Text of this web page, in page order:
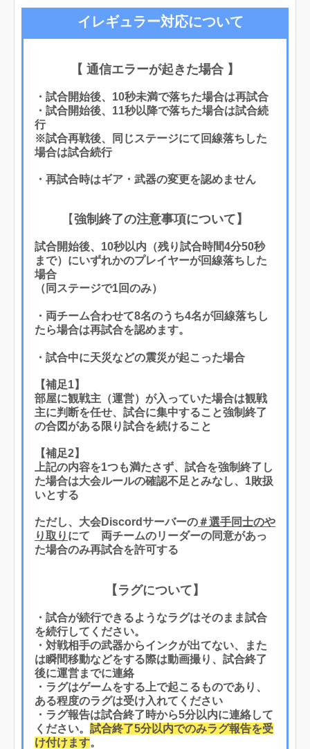
イレギュラー対応について
【 通信エラーが起きた場合 】
・試合開始後、10秒未満で落ちた場合は再試合
・試合開始後、11秒以降で落ちた場合は試合続
行
※試合再戦後、同じステージにて回線落ちした
場合は試合続行
・再試合時はギア・武器の変更を認めません
【強制終了の注意事項について】
試合開始後、10秒以内（残り試合時間4分50秒
まで）にいずれかのプレイヤーが回線落ちした
場合
（同ステージで1回のみ）
・両チーム合わせて8名のうち4名が回線落ちし
たら場合は再試合を認めます。
・試合中に天災などの震災が起こった場合
【補足1】
部屋に観戦主（運営）が入っていた場合は観戦
主に判断を任せ、試合に集中すること強制終了
の合図がある限り試合を続けること
【補足2】
上記の内容を1つも満たさず、試合を強制終了し
た場合は大会ルールの確認不足とみなし、1敗扱
いとする
ただし、大会Discordサーバーの＃選手同士のや
り取り にて 両チームのリーダーの同意があっ
た場合のみ再試合を許可する
【ラグについて】
・試合が続行できるようなラグはそのまま試合
を続行してください。
・対戦相手の武器からインクが出てない、また
は瞬間移動などをする際は動画撮り、試合終了
後に運営までに連絡
・ラグはゲームをする上で起こるものであり、
ある程度のラグは受け入れてください
・ラグ報告は試合終了時から5分以内に連絡して
ください。 試合終了5分以内でのみラグ報告を受
け付けます。